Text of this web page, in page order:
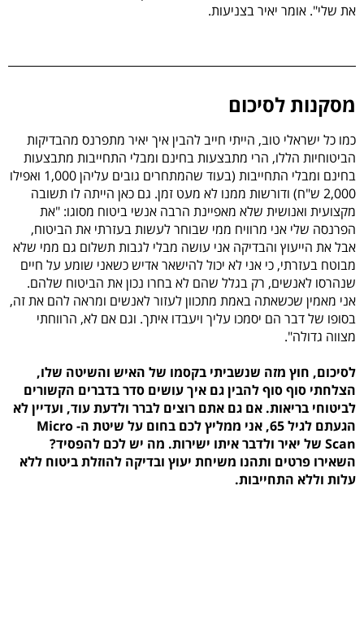
את שלי". אומר יאיר בצניעות.
מסקנות לסיכום
כמו כל ישראלי טוב, הייתי חייב להבין איך יאיר מתפרנס מהבדיקות
הביטוחיות הללו, הרי מתבצעות בחינם ומבלי התחייבות מתבצעות
בחינם
ומבלי התחייבות (בעוד שהמתחרים גובים עליהן 1,000 ואפילו
2,000 ש"ח) ודורשות ממנו לא מעט זמן. גם כאן הייתה לו תשובה
מקצועית ואנושית שלא מאפיינת הרבה אנשי ביטוח מסוגו: "את
הפרנסה שלי אני מרוויח ממי שבוחר לעשות בעזרתי את הביטוח,
אבל את הייעוץ והבדיקה אני עושה מבלי לגבות תשלום גם ממי שלא
מבוטח בעזרתי, כי אני לא יכול להישאר אדיש כשאני שומע על חיים
שנהרסו לאנשים, רק בגלל שהם לא בחרו נכון את הביטוח שלהם.
אני מאמין שכשאתה באמת מתכוון לעזור לאנשים ומראה להם את זה,
בסופו של דבר הם יסמכו עליך ויעבדו איתך. וגם אם לא, הרווחתי
מצווה גדולה".
לסיכום, חוץ מזה שנשביתי בקסמו של האיש והשיטה שלו,
הצלחתי סוף סוף להבין גם איך עושים סדר בדברים הקשורים
לביטוחי בריאות. אם גם אתם רוצים לברר ולדעת עוד, ועדיין לא
הגעתם לגיל 65, אני ממליץ לכם בחום על שיטת ה- Micro
Scan של יאיר ולדבר איתו ישירות. מה יש לכם להפסיד?
השאירו פרטים ותהנו משיחת יעוץ ובדיקה להוזלת ביטוח ללא
עלות וללא התחייבות.